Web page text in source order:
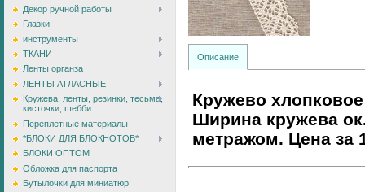
Декор ручной работы
Глазки
инструменты
ТКАНИ
Ленты органза
ЛЕНТЫ АТЛАСНЫЕ
Кружева, ленты, резинки, тесьма,
кисточки, шебби
Переплетные материалы
*БЛОКИ ДЛЯ БЛОКНОТОВ*
БЛОКИ ОПТОМ
Обложка для паспорта
Бутылочки для миниатюр
Описание
Кружево
Ширина кружева
метражом. Цена за